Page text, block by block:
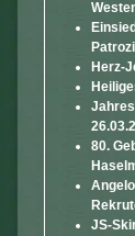
Herz-
80.
JS-